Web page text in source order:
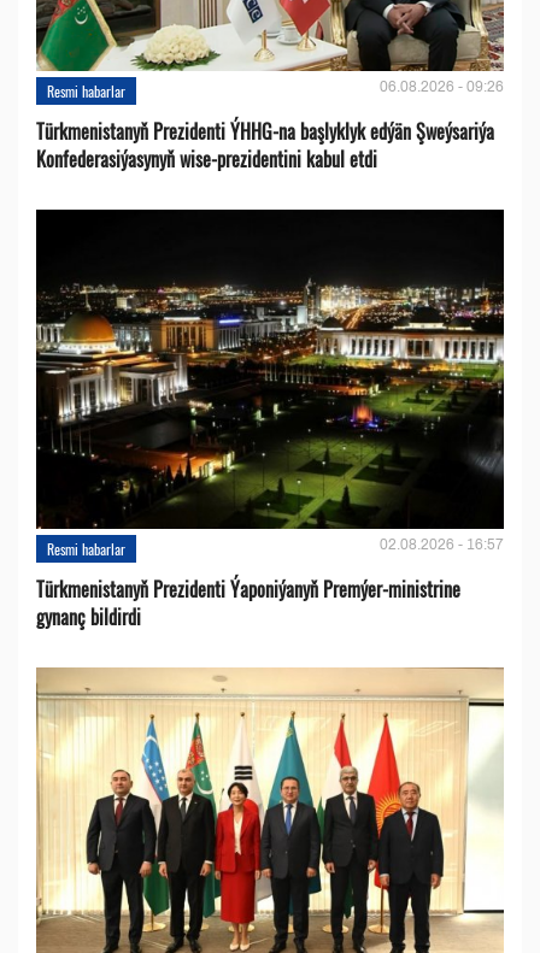
Resmi habarlar 06.08.2026 - 09:26
Türkmenistanyň Prezidenti ÝHHG-na başlyklyk edýän Şweýsariýa
Konfederasiýasynyň wise-prezidentini kabul etdi
Resmi habarlar 02.08.2026 - 16:57
Türkmenistanyň Prezidenti Ýaponiýanyň Premýer-ministrine
gynanç bildirdi